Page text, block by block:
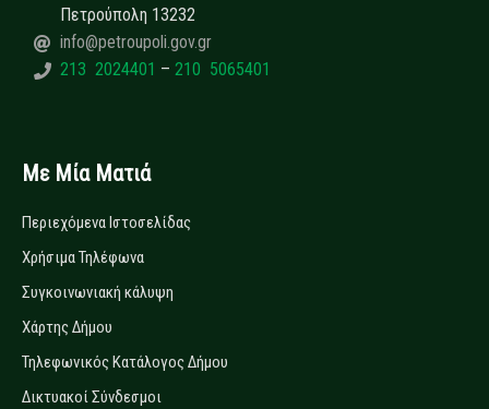
Πετρούπολη 13232
info@petroupoli.gov.gr
213 2024401 – 210 5065401
Με Μία Ματιά
Περιεχόμενα Ιστοσελίδας
Χρήσιμα Τηλέφωνα
Συγκοινωνιακή κάλυψη
Χάρτης Δήμου
Τηλεφωνικός Κατάλογος Δήμου
Δικτυακοί Σύνδεσμοι